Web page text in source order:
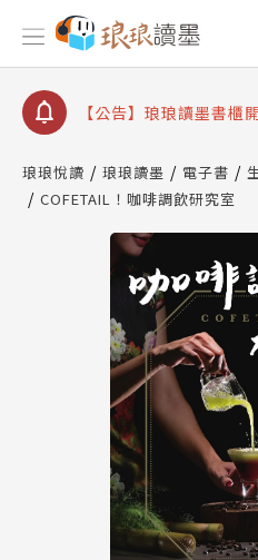
【公告】因 Readmoo
停部分閱讀服務
【公告】琅琅讀墨數位
【公告】琅琅讀墨書櫃
請圖文教學
【公告】琅琅書店服務
查詢
【公告】因 Readmoo
停部分閱讀服務
琅琅悅讀 琅琅讀墨 電子書
COFETAIL！咖啡調飲研究室